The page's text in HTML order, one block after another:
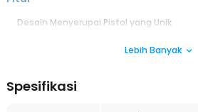
Desain Menyerupai Pistol yang Unik
warna menarik. Anak Anda pasti akan
Terbuat dari Bahan Plastik Berkualitas
Lebih Banyak
Spesifikasi